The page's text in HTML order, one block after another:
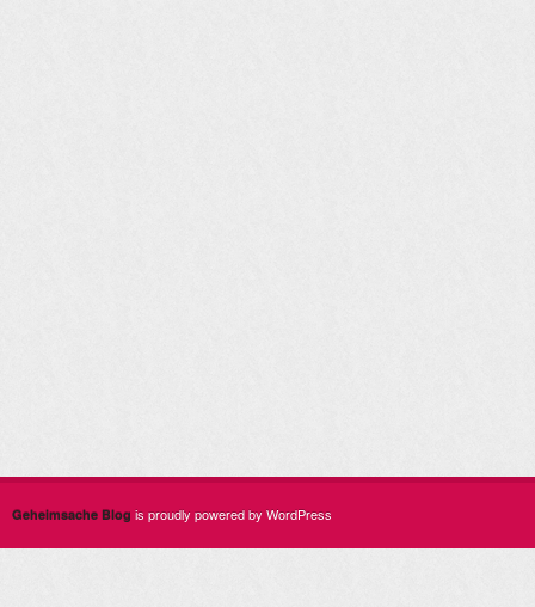
Geheimsache Blog is proudly powered by WordPress